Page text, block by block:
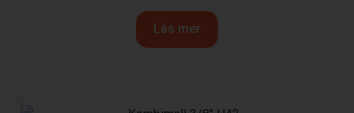
Läs mer